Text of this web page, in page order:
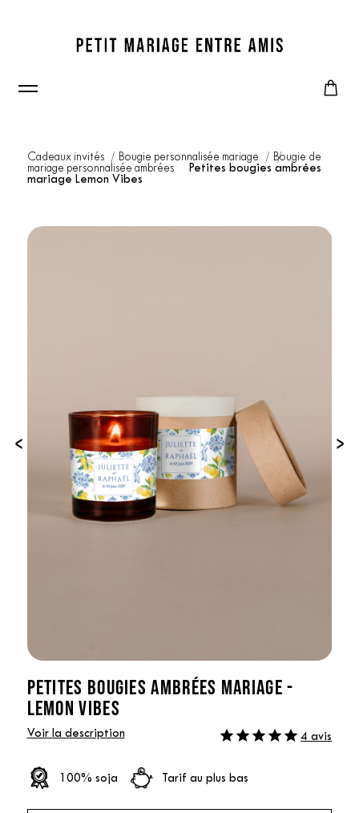
Cadeaux invités Bougie personnalisée mariage
Bougie de
mariage personnalisée ambrées
Petites bougies ambrées
mariage Lemon Vibes
‹ ›
PETITES BOUGIES AMBRÉES MARIAGE -
LEMON VIBES
Voir la description 4 avis
100% soja Tarif au plus bas